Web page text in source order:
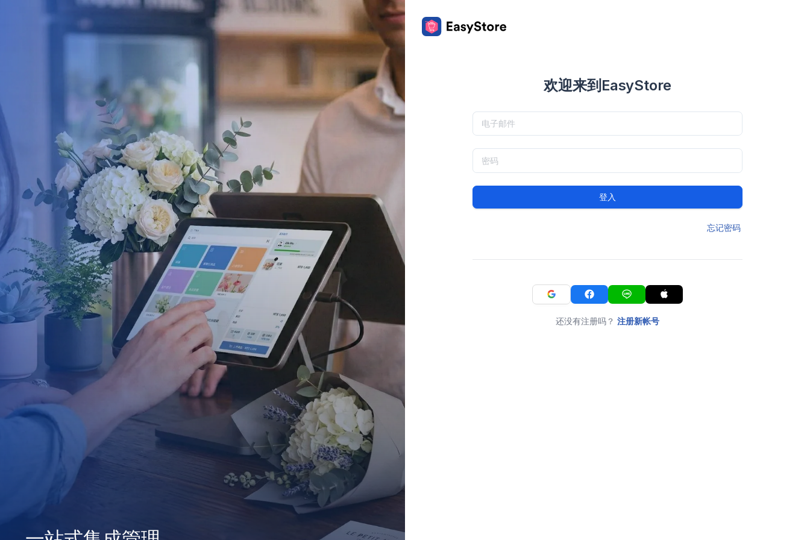
欢迎来到EasyStore
登入
忘记密码
还没有注册吗？ 注册新帐号